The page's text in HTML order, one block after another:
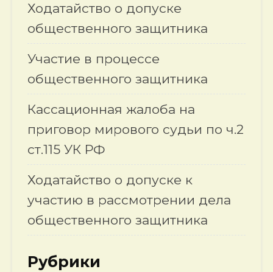
Ходатайство о допуске
общественного защитника
Участие в процессе
общественного защитника
Кассационная жалоба на
приговор мирового судьи по ч.2
ст.115 УК РФ
Ходатайство о допуске к
участию в рассмотрении дела
общественного защитника
Рубрики